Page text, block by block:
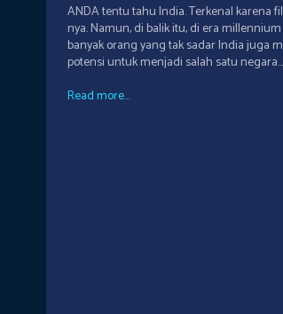
ANDA tentu tahu India. Terkenal karena
nya. Namun, di balik itu, di era
banyak orang yang tak sadar India juga
potensi untuk menjadi salah satu negara...
Read more...